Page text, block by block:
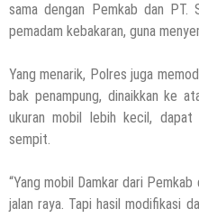
sama dengan Pemkab dan PT.
pemadam kebakaran, guna
Yang menarik, Polres juga
bak penampung, dinaikkan ke
ukuran mobil lebih kecil, dapat
sempit.
“Yang mobil Damkar dari
jalan raya. Tapi hasil modifikasi